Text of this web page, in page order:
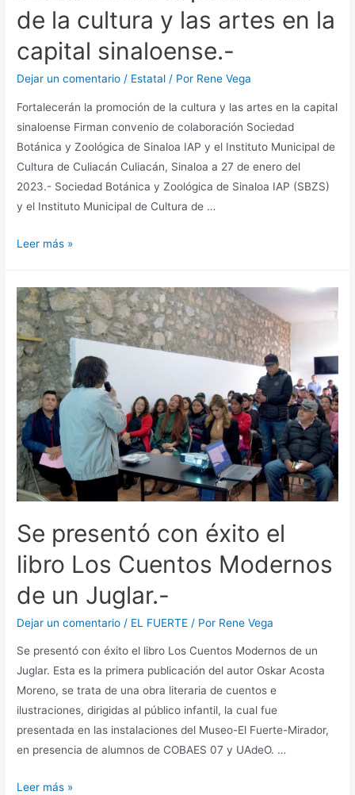
de la cultura y las artes en la
capital sinaloense.-
Dejar un comentario / Estatal / Por Rene Vega
Fortalecerán la promoción de la cultura y las artes en la capital
sinaloense Firman convenio de colaboración Sociedad
Botánica y Zoológica de Sinaloa IAP y el Instituto Municipal de
Cultura de Culiacán Culiacán, Sinaloa a 27 de enero del
2023.- Sociedad Botánica y Zoológica de Sinaloa IAP (SBZS)
y el Instituto Municipal de Cultura de …
Leer más »
Se presentó con éxito el
libro Los Cuentos Modernos
de un Juglar.-
Dejar un comentario / EL FUERTE / Por Rene Vega
Se presentó con éxito el libro Los Cuentos Modernos de un
Juglar. Esta es la primera publicación del autor Oskar Acosta
Moreno, se trata de una obra literaria de cuentos e
ilustraciones, dirigidas al público infantil, la cual fue
presentada en las instalaciones del Museo-El Fuerte-Mirador,
en presencia de alumnos de COBAES 07 y UAdeO. …
Leer más »